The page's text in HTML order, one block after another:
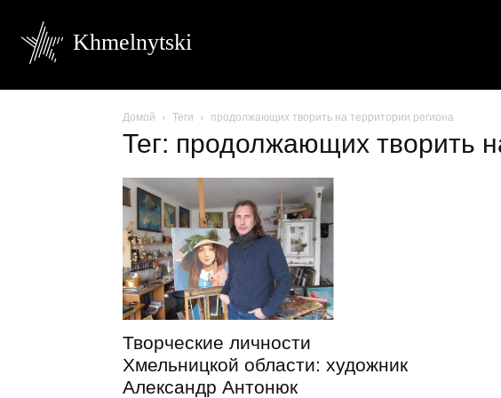
Khmelnytski
Домой Теги продолжающих творить на территории региона
Тег: продолжающих творить
Творческие личности
Хмельницкой области: художник
Александр Антонюк